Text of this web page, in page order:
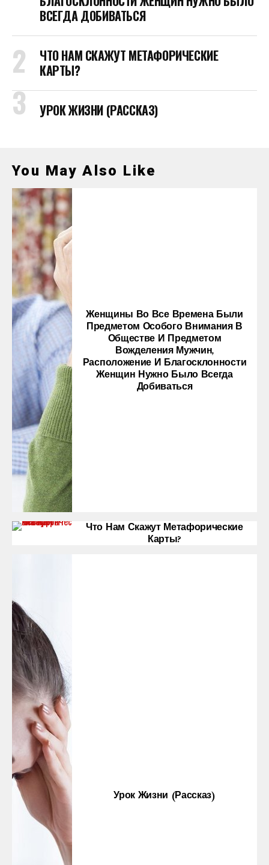
ВСЕГДА ДОБИВАТЬСЯ
ЧТО НАМ СКАЖУТ МЕТАФОРИЧЕСКИЕ
КАРТЫ?
УРОК ЖИЗНИ (РАССКАЗ)
You May Also Like
Женщины Во Все Времена Были
Предметом Особого Внимания В
Обществе И Предметом
Вожделения Мужчин,
Расположение И Благосклонности
Женщин Нужно Было Всегда
Добиваться
Что Нам Скажут Метафорические
Карты?
Урок Жизни (рассказ)